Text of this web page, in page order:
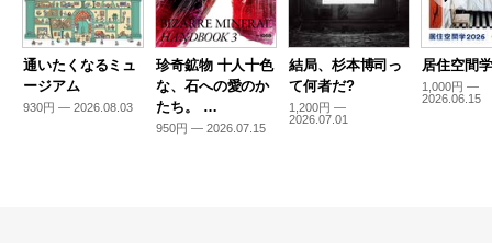
通いたくなるミュ
ージアム
930円 — 2026.08.03
珍奇鉱物 十人十色
な、石への愛のか
たち。 …
950円 — 2026.07.15
結局、杉本博司っ
て何者だ?
1,200円 —
2026.07.01
居住空間
1,000円 —
2026.06.15